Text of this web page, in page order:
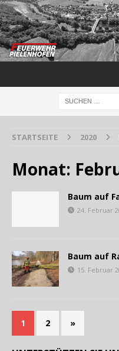
STARTSEITE 2020
Monat:
Baum auf
24. Februar
Baum auf
15. Februar
1 2 »